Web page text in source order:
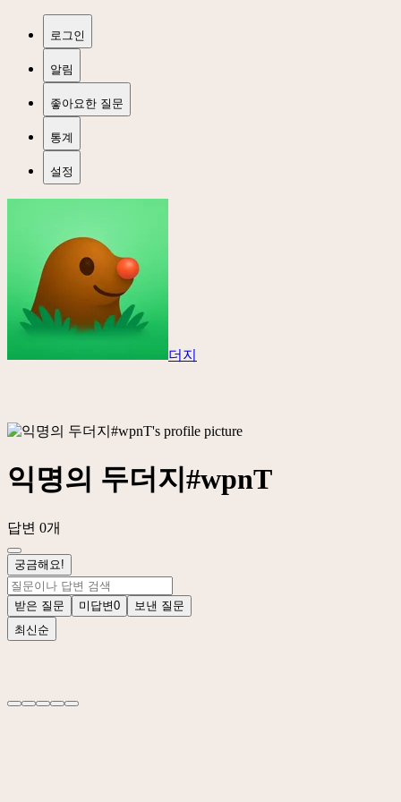
로그인
알림
좋아요한 질문
통계
설정
더지
익명의 두더지#wpnT
답변 0개
궁금해요!
받은 질문 미답변0
보낸 질문
최신순